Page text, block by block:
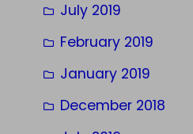
July 2019
February 2019
January 2019
December 2018